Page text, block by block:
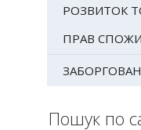
РОЗВИТОК
ПРАВ
Пошук по